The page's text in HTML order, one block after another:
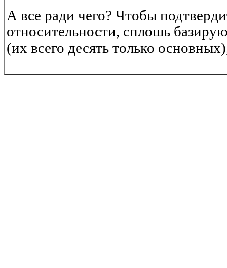
А все ради чего? Чтобы
относительности, сплошь
(их всего десять только